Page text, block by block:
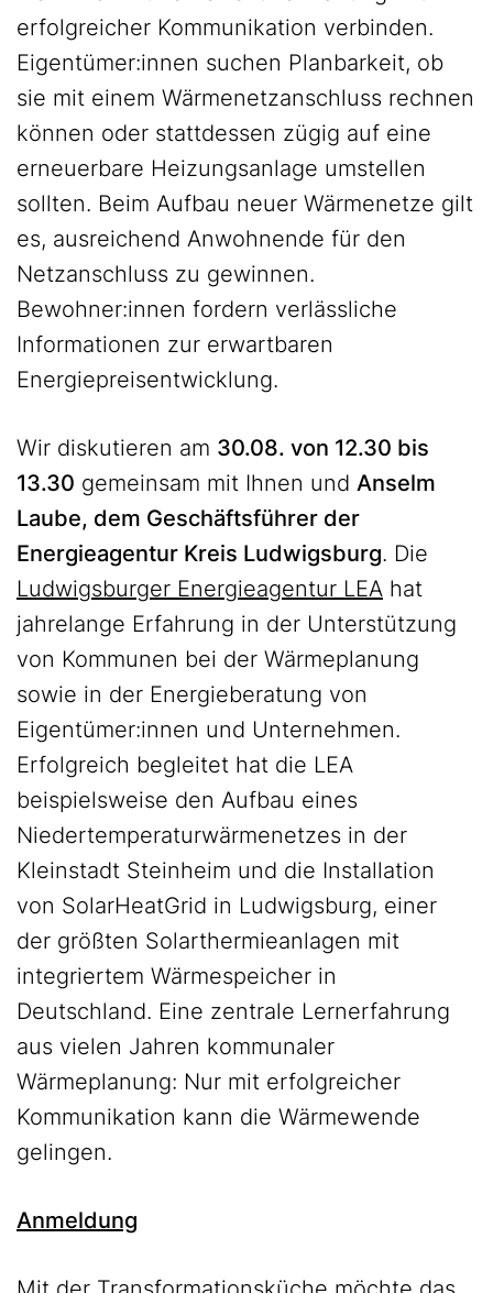
erfolgreicher Kommunikation verbinden.
Eigentümer:innen suchen Planbarkeit, ob
sie mit einem Wärmenetzanschluss rechnen
können oder stattdessen zügig auf eine
erneuerbare Heizungsanlage umstellen
sollten. Beim Aufbau neuer Wärmenetze gilt
es, ausreichend Anwohnende für den
Netzanschluss zu gewinnen.
Bewohner:innen fordern verlässliche
Informationen zur erwartbaren
Energiepreisentwicklung.
Wir diskutieren am 30.08. von 12.30 bis
13.30 gemeinsam mit Ihnen und Anselm
Laube, dem Geschäftsführer der
Energieagentur Kreis Ludwigsburg. Die
Ludwigsburger Energieagentur LEA hat
jahrelange Erfahrung in der Unterstützung
von Kommunen bei der Wärmeplanung
sowie in der Energieberatung von
Eigentümer:innen und Unternehmen.
Erfolgreich begleitet hat die LEA
beispielsweise den Aufbau eines
Niedertemperaturwärmenetzes in der
Kleinstadt Steinheim und die Installation
von SolarHeatGrid in Ludwigsburg, einer
der größten Solarthermieanlagen mit
integriertem Wärmespeicher in
Deutschland. Eine zentrale Lernerfahrung
aus vielen Jahren kommunaler
Wärmeplanung: Nur mit erfolgreicher
Kommunikation kann die Wärmewende
gelingen.
Anmeldung